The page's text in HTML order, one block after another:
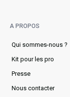
A PROPOS
Qui sommes-nous ?
Kit pour les pro
Presse
Nous contacter